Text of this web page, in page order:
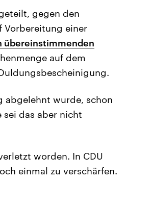
gegen den
Vorbereitung einer
übereinstimmenden
auf dem
abgelehnt wurde, schon
sei das aber nicht
worden. In CDU
einmal zu verschärfen.